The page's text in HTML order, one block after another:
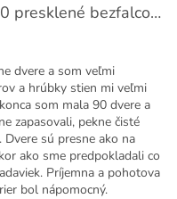
Dvere BERGAMO 50 presklené bezfalcové EXTRA
5 hviezdičiek.
dvere a som veľmi
a hrúbky stien mi veľmi
som mala 90 dvere a
zapasovali, pekne čisté
Dvere sú presne ako na
ako sme predpokladali co
Príjemna a pohotova
bol nápomocný.